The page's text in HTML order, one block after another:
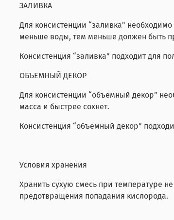
ЗАЛИВКА
Для консистенции “заливка”
меньше воды, тем меньше должен быть
Консистенция “заливка” подходит для
ОБЪЕМНЫЙ ДЕКОР
Для консистенции “объемный декор”
масса и быстрее сохнет.
Консистенция “объемный декор”
Условия хранения
Хранить сухую смесь при температуре
предотвращения попадания кислорода.